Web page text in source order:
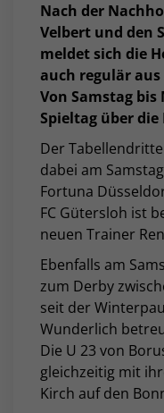
Nach der
Velbert und den
meldet sich die
auch regulär
Von Samstag bis
Spieltag über die
Der
dabei am
Fortuna
FC Gütersloh ist
neuen Trainer
Ebenfalls am
zum Derby
seit der
Wunderlich
Die U 23 von
gleichzeitig mit
Kirch auf den